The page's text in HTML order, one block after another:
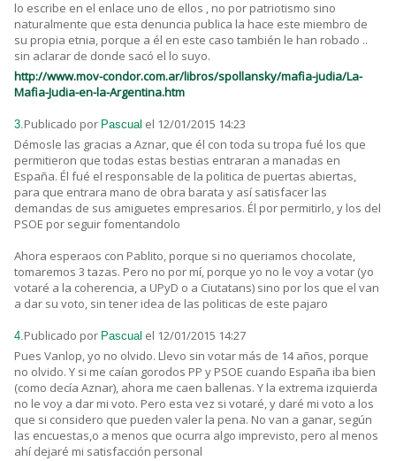
lo escribe en el enlace uno de ellos , no por patriotismo sino
naturalmente que esta denuncia publica la hace este miembro de
su propia etnia, porque a él en este caso también le han robado ..
sin aclarar de donde sacó el lo suyo.
http://www.mov-condor.com.ar/libros/spollansky/mafia-judia/La-
Mafia-Judia-en-la-Argentina.htm
3.Publicado por Pascual el 12/01/2015 14:23
Démosle las gracias a Aznar, que él con toda su tropa fué los que
permitieron que todas estas bestias entraran a manadas en
España. Él fué el responsable de la politica de puertas abiertas,
para que entrara mano de obra barata y así satisfacer las
demandas de sus amiguetes empresarios. Él por permitirlo, y los del
PSOE por seguir fomentandolo
Ahora esperaos con Pablito, porque si no queriamos chocolate,
tomaremos 3 tazas. Pero no por mí, porque yo no le voy a votar (yo
votaré a la coherencia, a UPyD o a Ciutatans) sino por los que el van
a dar su voto, sin tener idea de las politicas de este pajaro
4.Publicado por Pascual el 12/01/2015 14:27
Pues Vanlop, yo no olvido. Llevo sin votar más de 14 años, porque
no olvido. Y si me caían gorodos PP y PSOE cuando España iba bien
(como decía Aznar), ahora me caen ballenas. Y la extrema izquierda
no le voy a dar mi voto. Pero esta vez si votaré, y daré mi voto a los
que si considero que pueden valer la pena. No van a ganar, según
las encuestas,o a menos que ocurra algo imprevisto, pero al menos
ahí dejaré mi satisfacción personal